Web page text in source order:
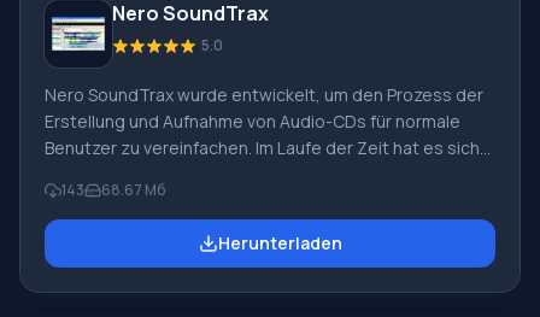
richtigen Zeit gewährleisten. Der Spieler ist ideal für
sanftes "Dämpfen" von Lärm.
Nero SoundTrax
5.0
Nero SoundTrax wurde entwickelt, um den Prozess der
Erstellung und Aufnahme von Audio-CDs für normale
Benutzer zu vereinfachen. Im Laufe der Zeit hat es sich
multifunktionalen Tool zur Bearbeitung von Inhalten
entwickelt. Mit Nero SoundTrax ist es einfach und
unkompliziert, komplette mehrstündige Sets zu
143 68.67 Мб
Herunterladen